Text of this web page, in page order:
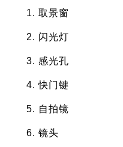
取景窗
闪光灯
感光孔
快门键
自拍镜
镜头